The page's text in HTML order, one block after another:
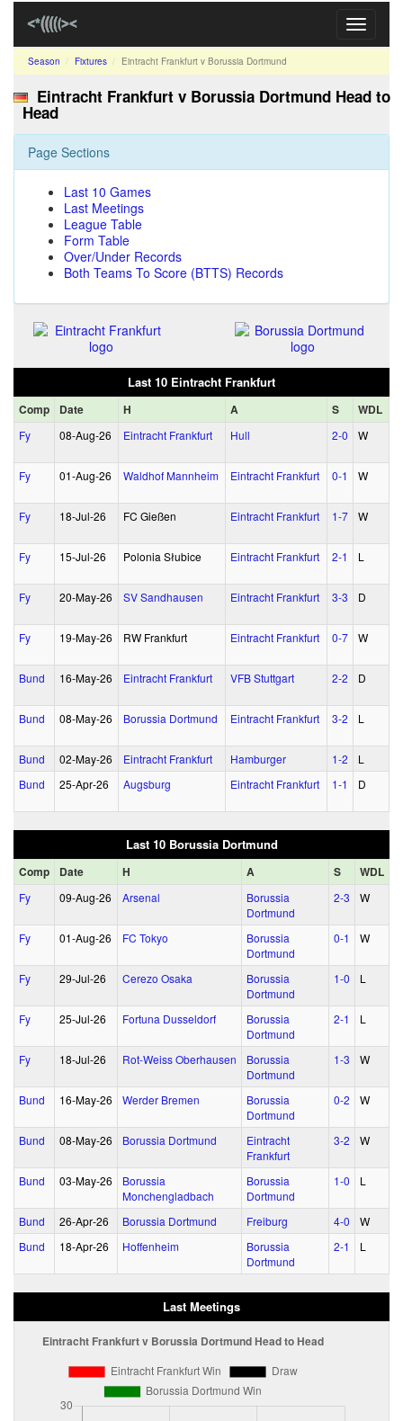
Toggle
Season Fixtures Eintracht Frankfurt v Borussia Dortmund
Eintracht Frankfurt v Borussia Dortmund Head to
Head
Page Sections
Last 10 Games
Last Meetings
League Table
Form Table
Over/Under Records
Both Teams To Score (BTTS) Records
Last 10 Eintracht Frankfurt
Comp Date H A S WDL
Fy 08‑Aug‑26 Eintracht Frankfurt Hull 2‑0 W
Fy 01‑Aug‑26 Waldhof Mannheim Eintracht Frankfurt 0‑1 W
Fy 18‑Jul‑26 FC Gießen Eintracht Frankfurt 1‑7 W
Fy 15‑Jul‑26 Polonia Słubice Eintracht Frankfurt 2‑1 L
Fy 20‑May‑26 SV Sandhausen Eintracht Frankfurt 3‑3 D
Fy 19‑May‑26 RW Frankfurt Eintracht Frankfurt 0‑7 W
Bund 16‑May‑26 Eintracht Frankfurt VFB Stuttgart 2‑2 D
Bund 08‑May‑26 Borussia Dortmund Eintracht Frankfurt 3‑2 L
Bund 02‑May‑26 Eintracht Frankfurt Hamburger 1‑2
L
Bund
25‑Apr‑26 Augsburg Eintracht Frankfurt 1‑1 D
Last 10 Borussia Dortmund
Comp Date H A S WDL
Fy 09‑Aug‑26 Arsenal
Borussia
Dortmund
2‑3 W
Fy 01‑Aug‑26 FC Tokyo
Borussia
Dortmund
0‑1 W
Fy 29‑Jul‑26 Cerezo Osaka
Borussia
Dortmund
1‑0 L
Fy 25‑Jul‑26 Fortuna Dusseldorf
Borussia
Dortmund
2‑1 L
Fy 18‑Jul‑26 Rot-Weiss Oberhausen
Borussia
Dortmund
1‑3 W
Bund 16‑May‑26 Werder Bremen
Borussia
Dortmund
0‑2 W
Bund 08‑May‑26 Borussia Dortmund
Eintracht
Frankfurt
3‑2 W
Bund 03‑May‑26
Borussia
Monchengladbach
Borussia
Dortmund
1‑0 L
Bund 26‑Apr‑26 Borussia Dortmund Freiburg 4‑0
W
Bund
18‑Apr‑26 Hoffenheim
Borussia
Dortmund
2‑1 L
Last Meetings